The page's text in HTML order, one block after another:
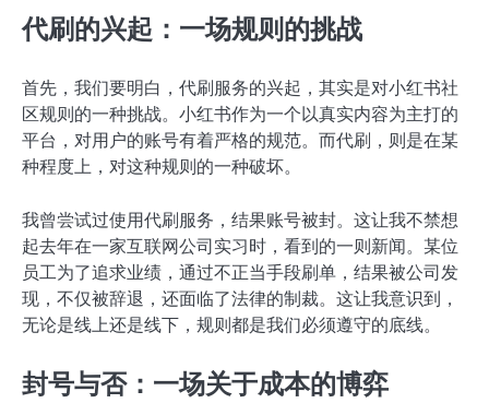
代刷的兴起：一场规则的挑战
首先，我们要明白，代刷服务的兴起，其实是对小红书社
区规则的一种挑战。小红书作为一个以真实内容为主打的
平台，对用户的账号有着严格的规范。而代刷，则是在某
种程度上，对这种规则的一种破坏。
我曾尝试过使用代刷服务，结果账号被封。这让我不禁想
起去年在一家互联网公司实习时，看到的一则新闻。某位
员工为了追求业绩，通过不正当手段刷单，结果被公司发
现，不仅被辞退，还面临了法律的制裁。这让我意识到，
无论是线上还是线下，规则都是我们必须遵守的底线。
封号与否：一场关于成本的博弈